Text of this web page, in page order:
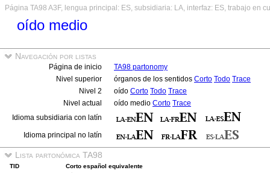
Página TA98 A3F, lengua principal: ES, subsidiaria: LA, interfaz: ES, trabajo en
oído medio
Navegación por listas
Página de inicio
TA98 partonomy
Nivel superior
órganos de los sentidos Corto Todo Trace
Nivel 2
oído Corto Todo Trace
Nivel actual
oído medio Corto Trace
Idioma subsidiaria con latín
Idioma principal no latín
Lista partonómica TA98
TID
Corto español equivalente